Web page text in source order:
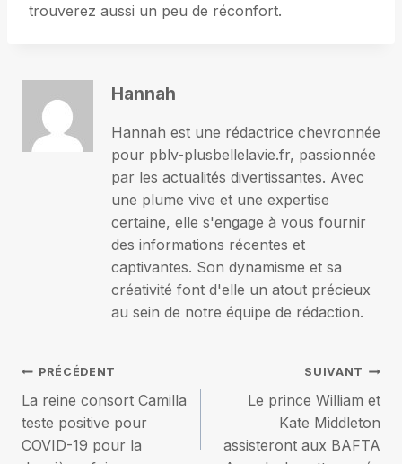
trouverez aussi un peu de réconfort.
Hannah
Hannah est une rédactrice chevronnée
pour pblv-plusbellelavie.fr, passionnée
par les actualités divertissantes. Avec
une plume vive et une expertise
certaine, elle s'engage à vous fournir
des informations récentes et
captivantes. Son dynamisme et sa
créativité font d'elle un atout précieux
au sein de notre équipe de rédaction.
Navigation
de
PRÉCÉDENT
La reine consort Camilla
teste positive pour
COVID-19 pour la
SUIVANT
Le prince William et
Kate Middleton
assisteront aux BAFTA